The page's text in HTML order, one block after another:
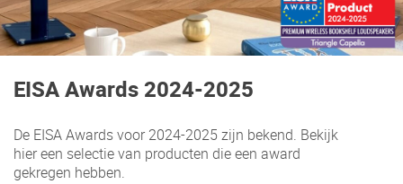
EISA Awards 2024-2025
De EISA Awards voor 2024-2025 zijn bekend. Bekijk
hier een selectie van producten die een award
gekregen hebben.